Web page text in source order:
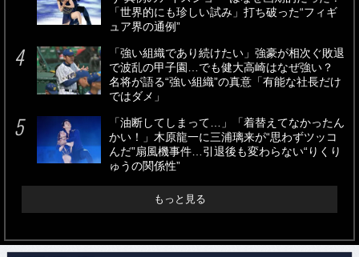
「世界的にも珍しい試み」打ち破った“フィギ
ュア界の通例”
「強い組織であり続けたい」強豪が相次ぐ敗退
で波乱の甲子園…でも健大高崎はなぜ強い？
名将が語る“強い組織”の真意「有能な社長だけ
ではダメ」
「油断してしまって…」「着替えてなかったん
かい！」木原龍一に三浦璃来が“思わずツッコ
んだ”扇風機事件…引退後も変わらない“りくり
ゅうの関係性”
もっと見る